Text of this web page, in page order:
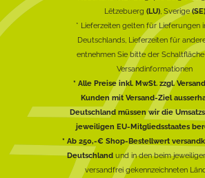
Lëtzebuerg (LU), Sverige(SE)
* Lieferzeiten gelten für Lieferungen
Deutschlands, Lieferzeiten für
entnehmen Sie bitte der
Versandinformationen
* Alle Preise inkl. MwSt. zzgl.
Kunden mit Versand-Ziel
Deutschland müssen wir die
jeweiligen EU-Mitgliedsstaates
* Ab 250,-€ Shop-Bestellwert
Deutschlandund in den beim
versandfrei gekennzeichneten